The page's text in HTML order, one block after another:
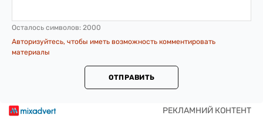
Осталось символов: 2000
Авторизуйтесь, чтобы иметь возможность комментировать
материалы
ОТПРАВИТЬ